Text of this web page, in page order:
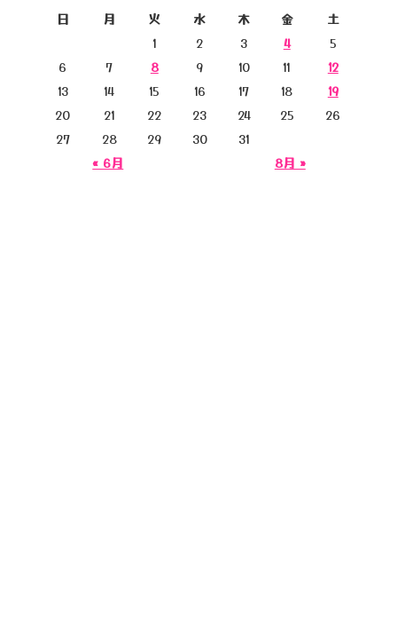
日
月 火 水 木 金 土
« 6月 8月 »
1 2 3 4
5
6
7 8 9 10 11
12
13
14 15 16 17 18
19
20
21 22 23 24 25
26
27
28 29 30 31